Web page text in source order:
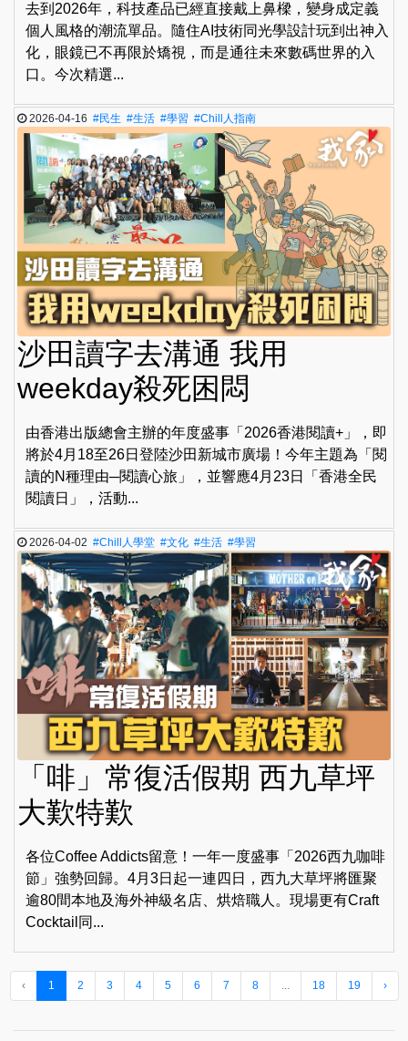
去到2026年，科技產品已經直接戴上鼻樑，變身成定義
個人風格的潮流單品。隨住AI技術同光學設計玩到出神入
化，眼鏡已不再限於矯視，而是通往未來數碼世界的入
口。今次精選...
2026-04-16#民生 #生活 #學習 #Chill人指南
沙田讀字去溝通 我用
weekday殺死困悶
由香港出版總會主辦的年度盛事「2026香港閱讀+」，即
將於4月18至26日登陸沙田新城市廣場！今年主題為「閱
讀的N種理由─閱讀心旅」，並響應4月23日「香港全民
閱讀日」，活動...
2026-04-02#Chill人學堂 #文化 #生活 #學習
「啡」常復活假期 西九草坪
大歎特歎
各位Coffee Addicts留意！一年一度盛事「2026西九咖啡
節」強勢回歸。4月3日起一連四日，西九大草坪將匯聚
逾80間本地及海外神級名店、烘焙職人。現場更有Craft
Cocktail同...
‹ 1 2 3 4 5 6 7 8 18 19 ›